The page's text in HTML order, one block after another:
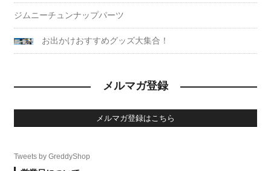
ジムニーチュンナップパーツ
お出かけおすすめグッズ大集合！
メルマガ登録
メルマガ登録はこちら
Tweets by GreddyShop